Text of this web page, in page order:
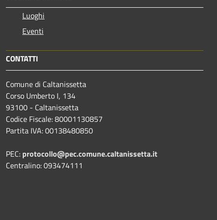
Luoghi
Eventi
CONTATTI
Comune di Caltanissetta
Corso Umberto I, 134
93100 - Caltanissetta
Codice Fiscale: 80001130857
Partita IVA: 00138480850
PEC: protocollo@pec.comune.caltanissetta.it
Centralino: 093474111